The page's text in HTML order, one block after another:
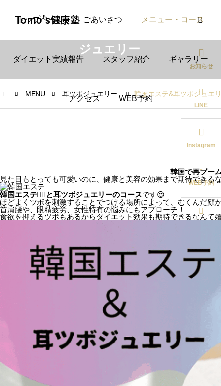
Tomo's健康塾
トップページ ごあいさつ メニュー・コース
ダイエット実績報告 スタッフ紹介 ギャラリー
アクセス WEB予約
お知らせ
LINE
Instagram
WEB予約
ヒーリングサ
ロン虹の輪
ジュエリー
MENU 耳ツボジュエリー 韓国エステ&耳ツボジュエ
韓国で再ブー
見た目もとっても可愛いのに、健康と美容の効果まで期待できる
韓国エステ💆‍♀️と耳ツボジュエリーのコースです😍
ほどよくツボを刺激することでつける場所によって、むくんだ顔
首肩腰や、眼精疲労、女性特有の悩みにもアプローチ！
食欲を抑えるツボもあるからダイエット効果も期待できるなんて